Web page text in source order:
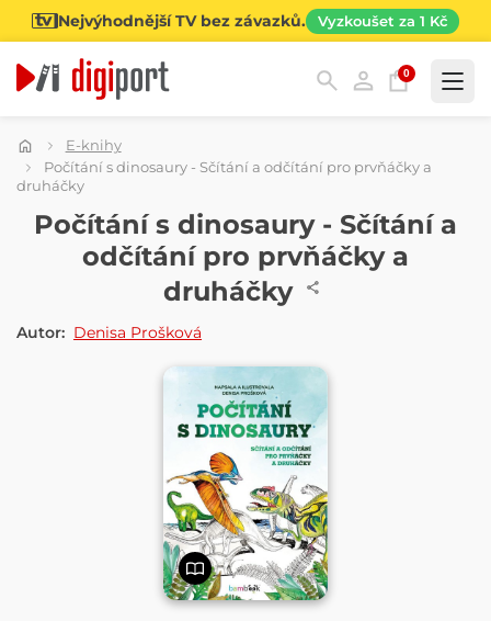
Nejvýhodnější TV bez závazků. Vyzkoušet za 1 Kč
0
Kategorie
E-knihy
Počítání s dinosaury - Sčítání a odčítání pro prvňáčky a
druháčky
E-KNIHA
Počítání s dinosaury - Sčítání a
odčítání pro prvňáčky a
druháčky
Autor: Denisa Prošková